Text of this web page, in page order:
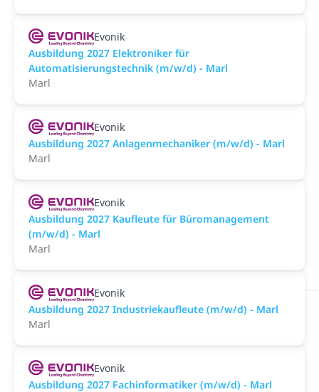
Evonik
Ausbildung 2027 Elektroniker für
Automatisierungstechnik (m/w/d) - Marl
Marl
Evonik
Ausbildung 2027 Anlagenmechaniker (m/w/d) - Marl
Marl
Evonik
Ausbildung 2027 Kaufleute für Büromanagement
(m/w/d) - Marl
Marl
Evonik
Ausbildung 2027 Industriekaufleute (m/w/d) - Marl
Marl
Evonik
Ausbildung 2027 Fachinformatiker (m/w/d) - Marl